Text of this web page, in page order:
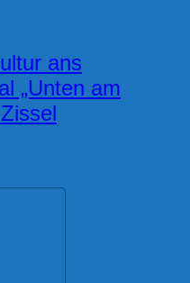
ans
„Unten am